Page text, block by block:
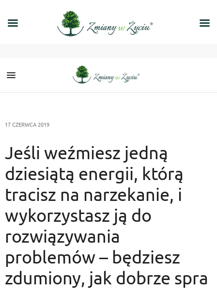
17 CZERWCA 2019
Jeśli weźmiesz jedną
dziesiątą energii, którą
tracisz na narzekanie, i
wykorzystasz ją do
rozwiązywania
problemów – będziesz
zdumiony, jak dobrze spra